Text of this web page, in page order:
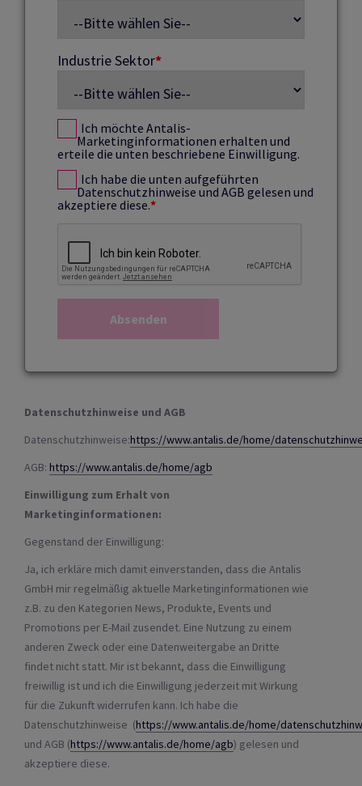
Industrie Sektor*
Ich möchte Antalis-
Marketinginformationen erhalten und
erteile die unten beschriebene Einwilligung.
Ich habe die unten aufgeführten
Datenschutzhinweise und AGB gelesen und
akzeptiere diese.*
Datenschutzhinweise und AGB
Datenschutzhinweise:https://www.antalis.de/home/
AGB: https://www.antalis.de/home/agb
Einwilligung zum Erhalt von
Marketinginformationen:
Gegenstand der Einwilligung:
Ja, ich erkläre mich damit einverstanden, dass die Antalis
GmbH mir regelmäßig aktuelle Marketinginformationen wie
z.B. zu den Kategorien News, Produkte, Events und
Promotions per E-Mail zusendet. Eine Nutzung zu einem
anderen Zweck oder eine Datenweitergabe an Dritte
findet nicht statt. Mir ist bekannt, dass die Einwilligung
freiwillig ist und ich die Einwilligung jederzeit mit Wirkung
für die Zukunft widerrufen kann. Ich habe die
Datenschutzhinweise (https://www.antalis.de/home/
und AGB (https://www.antalis.de/home/agb) gelesen und
akzeptiere diese.